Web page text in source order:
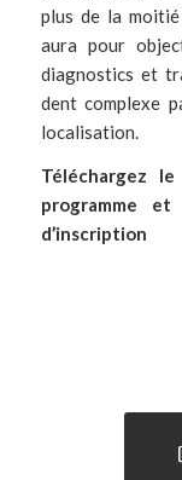
plus de la
aura pour
diagnostics et
dent complexe
localisation.
Téléchargez
programme
d’inscription